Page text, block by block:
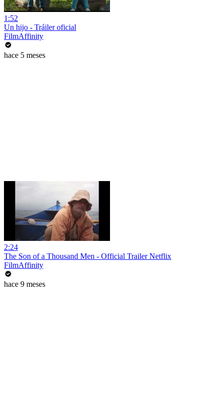
1:52
Un hijo - Tráiler oficial
FilmAffinity
hace 5 meses
2:24
The Son of a Thousand Men - Official Trailer Netflix
FilmAffinity
hace 9 meses